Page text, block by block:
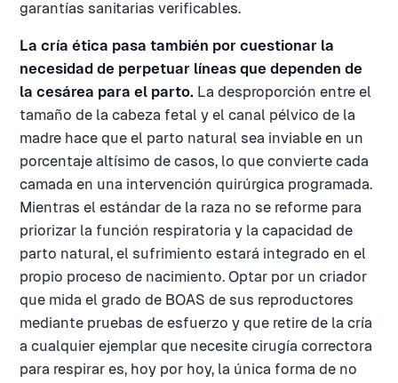
garantías sanitarias verificables.
La cría ética pasa también por cuestionar la
necesidad de perpetuar líneas que dependen de
la cesárea para el parto. La desproporción entre el
tamaño de la cabeza fetal y el canal pélvico de la
madre hace que el parto natural sea inviable en un
porcentaje altísimo de casos, lo que convierte cada
camada en una intervención quirúrgica programada.
Mientras el estándar de la raza no se reforme para
priorizar la función respiratoria y la capacidad de
parto natural, el sufrimiento estará integrado en el
propio proceso de nacimiento. Optar por un criador
que mida el grado de BOAS de sus reproductores
mediante pruebas de esfuerzo y que retire de la cría
a cualquier ejemplar que necesite cirugía correctora
para respirar es, hoy por hoy, la única forma de no